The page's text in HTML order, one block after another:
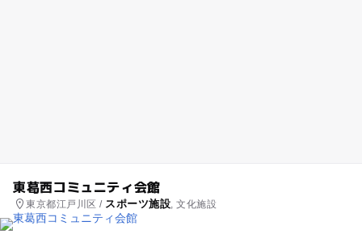
東葛西コミュニティ会館
東京都江戸川区 / スポーツ施設, 文化施設